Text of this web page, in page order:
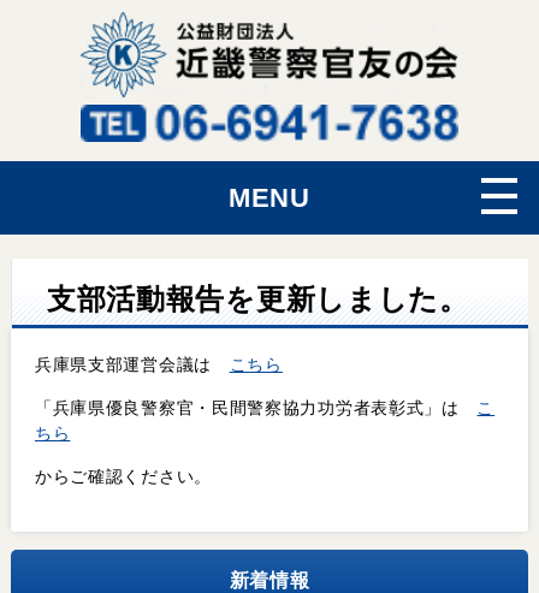
MENU
支部活動報告を更新しました。
兵庫県支部運営会議は こちら
「兵庫県優良警察官・民間警察協力功労者表彰式」は こ
ちら
からご確認ください。
新着情報